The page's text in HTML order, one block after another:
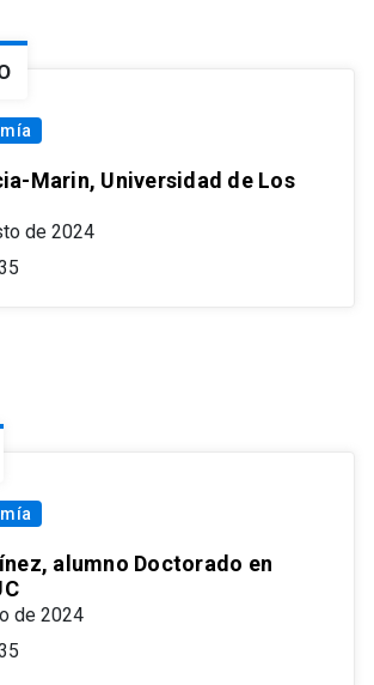
Marin, Universidad de Los
de 2024
alumno Doctorado en
de 2024